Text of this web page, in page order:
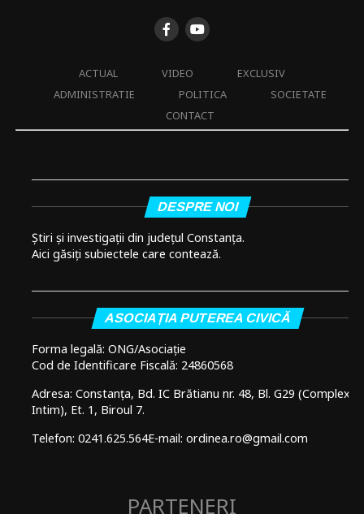
ACTUAL VIDEO
EXCLUSIV
ADMINISTRATIE
POLITICA
SOCIETATE
CONTACT
DESPRE NOI
Știri și investigații din județul Constanța.
Aici găsiți subiectele care contează.
ASOCIAȚIA PUTEREA CIVICĂ
Forma legală: ONG/Asociație
Cod de Identificare Fiscală: 24860568
Adresa: Constanța, Bd. IC Brătianu nr. 48, Bl. G29 (Complex
Intim), Et. 1, Biroul 7.
Telefon: 0241.625.564E-mail: ordinea.ro@gmail.com
PARTENERI